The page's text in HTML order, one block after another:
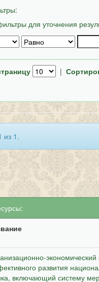
для уточнения
|
из 1.
развития
включающий систему